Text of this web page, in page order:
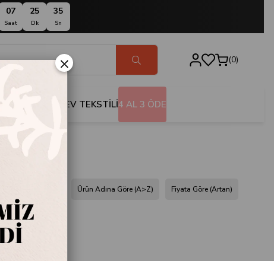
07
Saat
25
Dk
34
Sn
0
EV TEKSTİLİ4 AL 3 ÖDE
Fiyata Göre (Artan)
Ürün Adına Göre (A>Z)
×